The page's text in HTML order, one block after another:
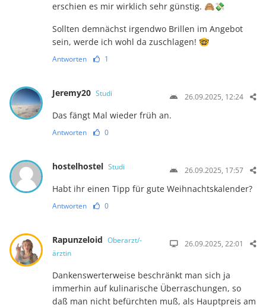
erschien es mir wirklich sehr günstig. 🙈💸
Sollten demnächst irgendwo Brillen im Angebot
sein, werde ich wohl da zuschlagen! 🤓
Antworten 1
Jeremy20 Studi 26.09.2025, 12:24
Das fängt Mal wieder früh an.
Antworten 0
hostelhostel Studi 26.09.2025, 17:57
Habt ihr einen Tipp für gute Weihnachtskalender?
Antworten 0
Rapunzeloid Oberarzt/-
ärztin
26.09.2025, 22:01
Dankenswerterweise beschränkt man sich ja
immerhin auf kulinarische Überraschungen, so
daß man nicht befürch­ten muß, als Hauptpreis am